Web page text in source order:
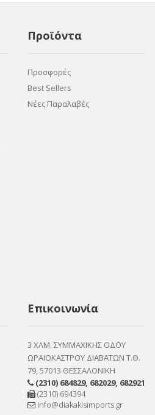
Προϊόντα
Προσφορές
Best Sellers
Νέες Παραλαβές
Επικοινωνία
3 ΧΛΜ. ΣΥΜΜΑΧΙΚΗΣ ΟΔΟΥ
ΩΡΑΙΟΚΑΣΤΡΟΥ ΔΙΑΒΑΤΩΝ Τ.Θ.
79, 57013 ΘΕΣΣΑΛΟΝΙΚΗ
(2310) 684829, 682029, 682921
(2310) 694394
info@diakakisimports.gr